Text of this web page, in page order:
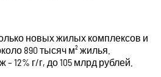
новых жилых комплексов и
890 тысяч м² жилья.
12% г/г, до 105 млрд рублей.